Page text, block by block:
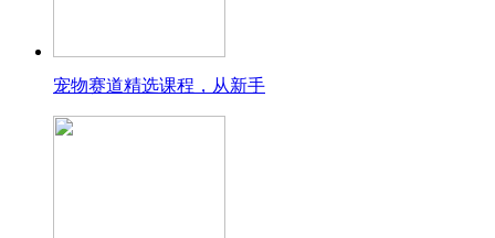
宠物赛道精选课程，从新手